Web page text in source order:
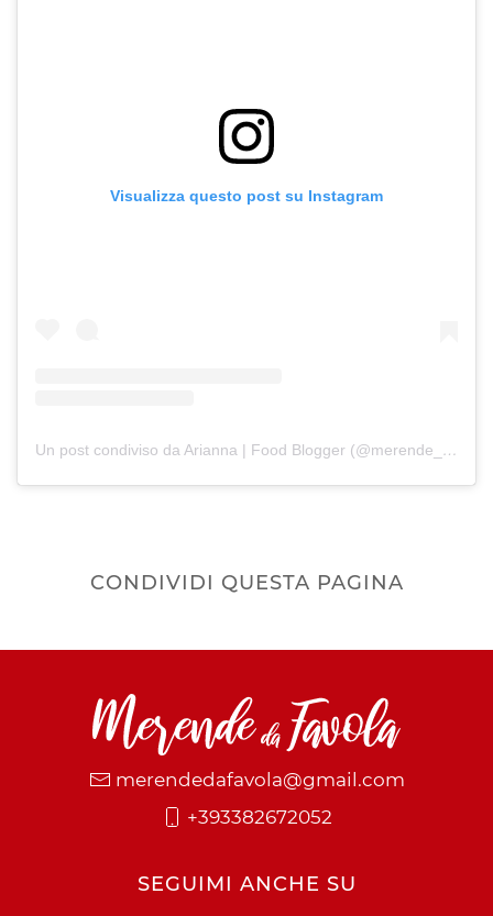
Visualizza questo post su Instagram
Un post condiviso da Arianna | Food Blogger (@merende_da_favola)
CONDIVIDI QUESTA PAGINA
merendedafavola@gmail.com
+393382672052
SEGUIMI ANCHE SU